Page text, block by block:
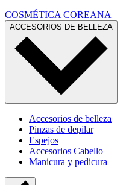
COSMÉTICA COREANA
ACCESORIOS DE BELLEZA
Accesorios de belleza
Pinzas de depilar
Espejos
Accesorios Cabello
Manicura y pedicura